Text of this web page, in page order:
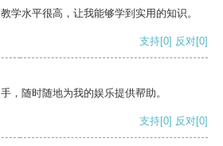
学水平很高，让我能够学到实用的知识。
支持[0] 反对[0]
，随时随地为我的娱乐提供帮助。
支持[0] 反对[0]